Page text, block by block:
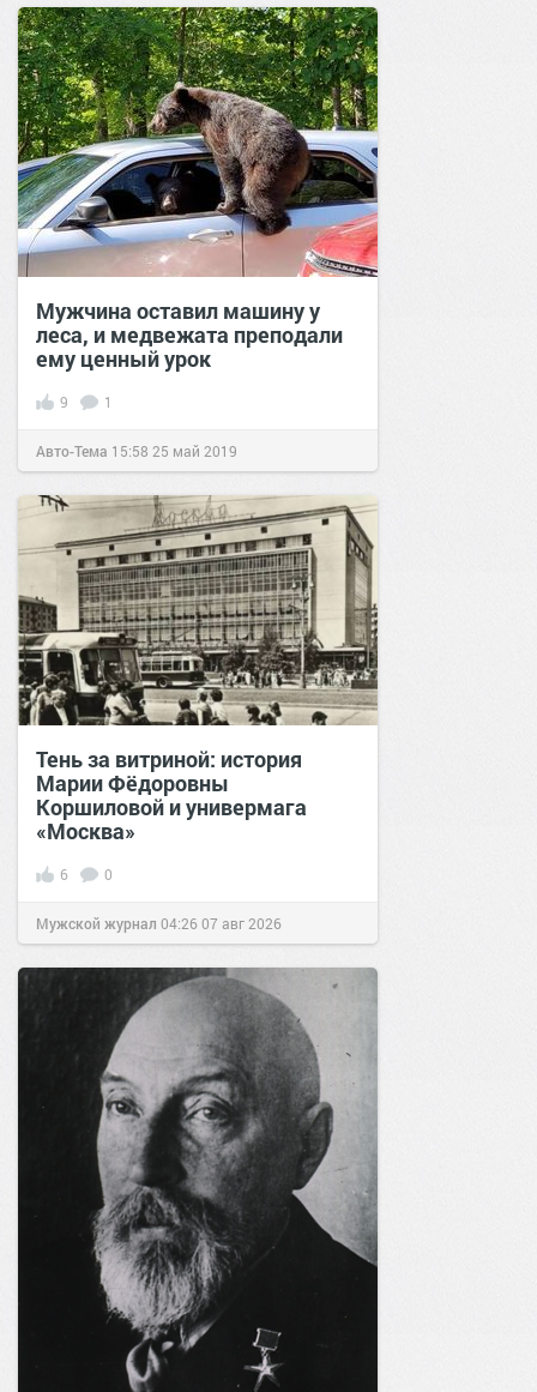
Мужчина оставил машину у
леса, и медвежата преподали
ему ценный урок
9 1
Авто-Тема 15:58 25 май 2019
Тень за витриной: история
Марии Фёдоровны
Коршиловой и универмага
«Москва»
6 0
Мужской журнал 04:2607 авг 2026